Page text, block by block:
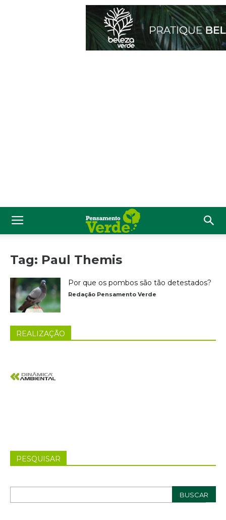
Tag: Paul Themis
Por que os pombos são tão detestados?
Redação Pensamento Verde
REALIZAÇÃO
PESQUISAR